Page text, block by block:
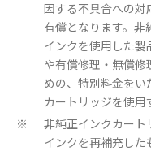
因する不具合への対
有償となります。非
インクを使用した
や有償修理・無償
めの、特別料金をい
カートリッジを使用
※
非純正インクカー
インクを再補充した